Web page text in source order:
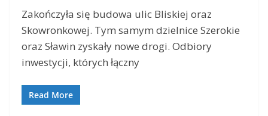
Zakończyła się budowa ulic Bliskiej oraz
Skowronkowej. Tym samym dzielnice Szerokie
oraz Sławin zyskały nowe drogi. Odbiory
inwestycji, których łączny
Read More